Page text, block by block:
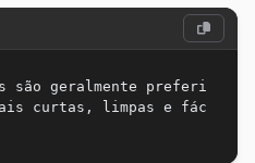
são geralmente preferi
curtas, limpas e fác